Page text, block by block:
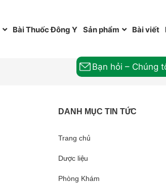
Bài Thuốc Đông Y Sản phẩm Bài viết
Bạn hỏi – Chúng
DANH MỤC TIN TỨC
Trang chủ
Dược liệu
Phòng Khám